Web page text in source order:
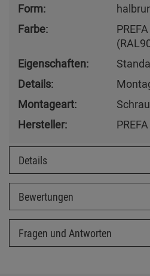
Form:
Farbe:
Eigenschaften:
Details:
Montageart:
Hersteller:
Details
Bewertungen
Fragen und Antworten